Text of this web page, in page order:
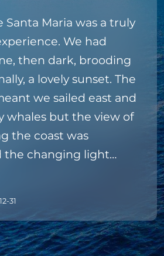
Santa Maria was a truly
We had
then dark, brooding
a lovely sunset. The
we sailed east and
whales but the view of
the coast was
the changing light
an interesting sight.
Bolo de Mel were
31